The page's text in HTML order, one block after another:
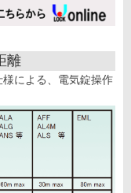
離
による、電気錠操作